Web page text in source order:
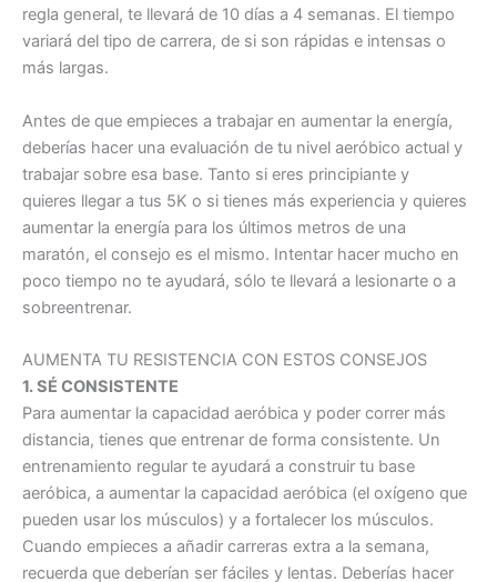
regla general, te llevará de 10 días a 4 semanas. El tiempo
variará del tipo de carrera, de si son rápidas e intensas o
más largas.
Antes de que empieces a trabajar en aumentar la energía,
deberías hacer una evaluación de tu nivel aeróbico actual y
trabajar sobre esa base. Tanto si eres principiante y
quieres llegar a tus 5K o si tienes más experiencia y quieres
aumentar la energía para los últimos metros de una
maratón, el consejo es el mismo. Intentar hacer mucho en
poco tiempo no te ayudará, sólo te llevará a lesionarte o a
sobreentrenar.
AUMENTA TU RESISTENCIA CON ESTOS CONSEJOS
1. SÉ CONSISTENTE
Para aumentar la capacidad aeróbica y poder correr más
distancia, tienes que entrenar de forma consistente. Un
entrenamiento regular te ayudará a construir tu base
aeróbica, a aumentar la capacidad aeróbica (el oxígeno que
pueden usar los músculos) y a fortalecer los músculos.
Cuando empieces a añadir carreras extra a la semana,
recuerda que deberían ser fáciles y lentas. Deberías hacer